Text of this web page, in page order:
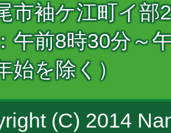
市袖ケ江町イ
午前8時30分～
始を除く）
(C) 2014